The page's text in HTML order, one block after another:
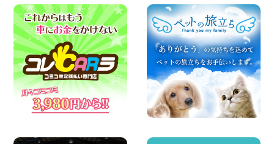
100円レンタカー 坂出川津
2026年08月07日
【カーシェアのレンタカーが2台になりま
した!】 岐阜県 各務原那加店
100円レンタカー 各務原那加
2026年08月06日
空き有ります!!コンパクトSUV 軽 ミニバ
ン 軽トラ 車種多数!!関東圏必見♪ 東京都
町田根岸店
100円レンタカー 町田根岸
2026年08月06日
体調崩してませんか?? 兵庫県 加古川店